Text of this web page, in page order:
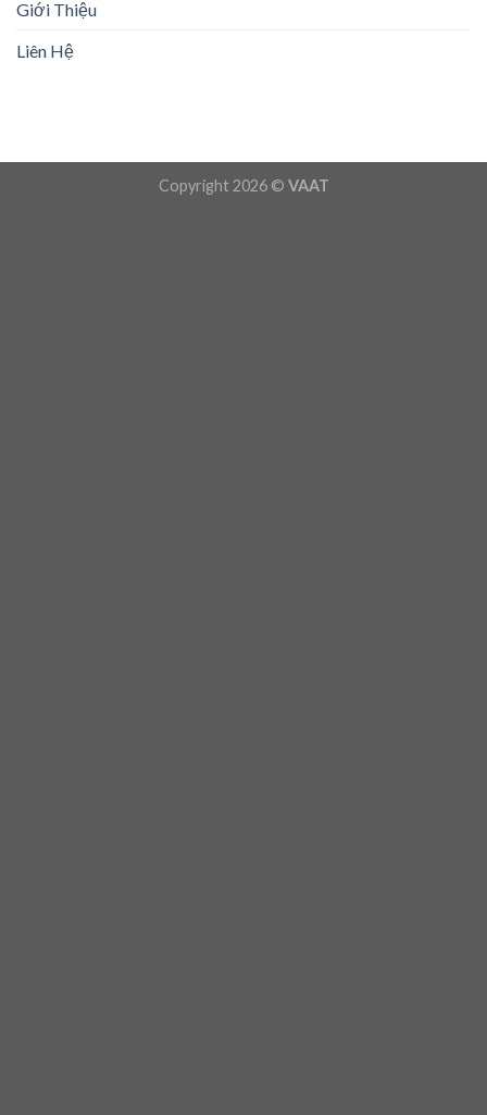
Giới Thiệu
Liên Hệ
Copyright 2026 © VAAT